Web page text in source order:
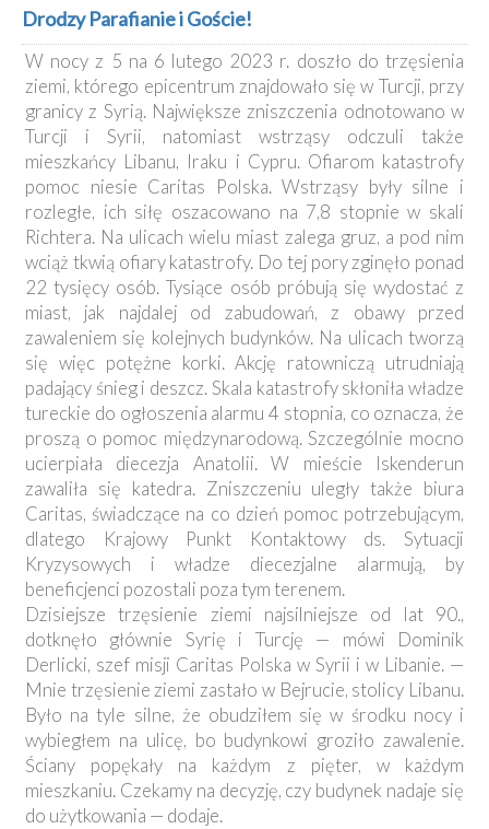
Kancelaria
Galeria
Dekanat
Nowy
Staw
Kapituła
Kolegiacka
Duszpasterze
Polecane
strony
Ochrona
Małoletnich
Drodzy Parafianie i Goście!
W nocy z 5 na 6 lutego 2023 r. doszło do trzęsienia
ziemi, którego epicentrum znajdowało się w Turcji, przy
granicy z Syrią. Największe zniszczenia odnotowano w
Turcji i Syrii, natomiast wstrząsy odczuli także
mieszkańcy Libanu, Iraku i Cypru. Ofiarom katastrofy
pomoc niesie Caritas Polska. Wstrząsy były silne i
rozległe, ich siłę oszacowano na 7,8 stopnie w skali
Richtera. Na ulicach wielu miast zalega gruz, a pod nim
wciąż tkwią ofiary katastrofy. Do tej pory zginęło ponad
22 tysięcy osób. Tysiące osób próbują się wydostać z
miast, jak najdalej od zabudowań, z obawy przed
zawaleniem się kolejnych budynków. Na ulicach tworzą
się więc potężne korki. Akcję ratowniczą utrudniają
padający śnieg i deszcz. Skala katastrofy skłoniła władze
tureckie do ogłoszenia alarmu 4 stopnia, co oznacza, że
proszą o pomoc międzynarodową. Szczególnie mocno
ucierpiała diecezja Anatolii. W mieście Iskenderun
zawaliła się katedra. Zniszczeniu uległy także biura
Caritas, świadczące na co dzień pomoc potrzebującym,
dlatego Krajowy Punkt Kontaktowy ds. Sytuacji
Kryzysowych i władze diecezjalne alarmują, by
beneficjenci pozostali poza tym terenem.
Dzisiejsze trzęsienie ziemi najsilniejsze od lat 90.,
dotknęło głównie Syrię i Turcję — mówi Dominik
Derlicki, szef misji Caritas Polska w Syrii i w Libanie. —
Mnie trzęsienie ziemi zastało w Bejrucie, stolicy Libanu.
Było na tyle silne, że obudziłem się w środku nocy i
wybiegłem na ulicę, bo budynkowi groziło zawalenie.
Ściany popękały na każdym z pięter, w każdym
mieszkaniu. Czekamy na decyzję, czy budynek nadaje się
do użytkowania — dodaje.